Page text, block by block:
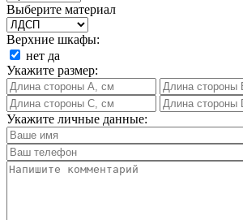
Выберите материал
Верхние шкафы:
нет да
Укажите размер:
Укажите личные данные: